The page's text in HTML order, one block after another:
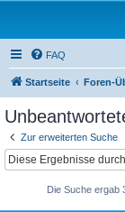
FAQ
Startseite Foren-
Zur erweiterten Suche
Die Suche ergab